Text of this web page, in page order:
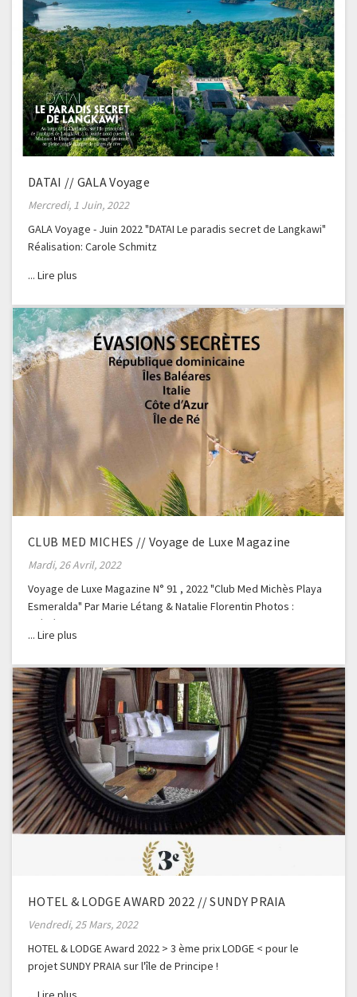
DATAI // GALA Voyage
Mercredi, 1 Juin, 2022
GALA Voyage - Juin 2022 "DATAI Le paradis secret de Langkawi"
Réalisation: Carole Schmitz
CLUB MED MICHES // Voyage de Luxe Magazine
Mardi, 26 Avril, 2022
Voyage de Luxe Magazine N° 91 , 2022 "Club Med Michès Playa
Esmeralda" Par Marie Létang & Natalie Florentin Photos :
Frédéric Ducout
HOTEL & LODGE AWARD 2022 // SUNDY PRAIA
Vendredi, 25 Mars, 2022
HOTEL & LODGE Award 2022 > 3 ème prix LODGE < pour le
projet SUNDY PRAIA sur l'île de Principe !